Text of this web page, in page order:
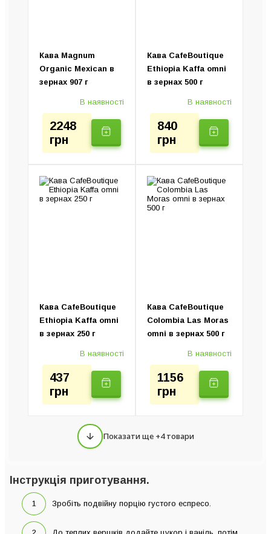
Кава Magnum
Organic Mexican в
зернах 907 г
В наявності
2248
грн
Кава CafeBoutique
Ethiopia Kaffa omni
в зернах 500 г
В наявності
840
грн
Кава CafeBoutique
Ethiopia Kaffa omni
в зернах 250 г
В наявності
437
грн
Кава CafeBoutique
Colombia Las Moras
omni в зернах 500 г
В наявності
1156
грн
Показати ще +4 товари
Інструкція приготування.
Зробіть подвійну порцію густого еспресо.